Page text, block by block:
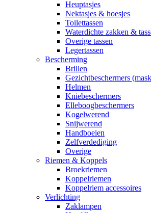
Heuptasjes
Nektasjes & hoesjes
Toilettassen
Waterdichte zakken &
Overige tassen
Legertassen
Bescherming
Brillen
Gezichtbeschermers
Helmen
Kniebeschermers
Elleboogbeschermers
Kogelwerend
Snijwerend
Handboeien
Zelfverdediging
Overige
Riemen & Koppels
Broekriemen
Koppelriemen
Koppelriem accessoires
Verlichting
Zaklampen